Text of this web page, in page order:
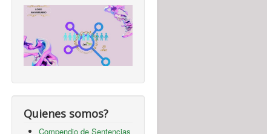
Quienes somos?
Compendio de Sentencias